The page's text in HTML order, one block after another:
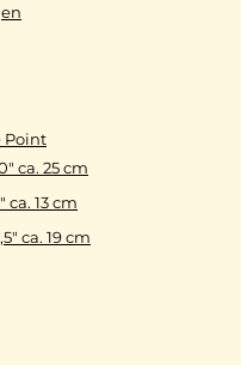
Point
ca. 25 cm
13 cm
ca. 19 cm